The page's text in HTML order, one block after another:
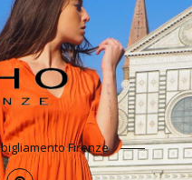
Firenze